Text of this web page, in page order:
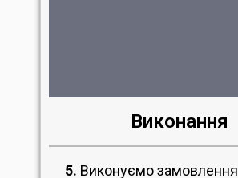
Виконання
5. Виконуємо замовлення